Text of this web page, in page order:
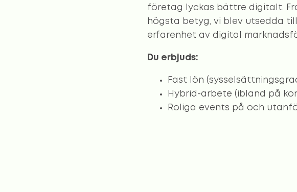
företag lyckas bättre digitalt.
högsta betyg, vi blev utsedda
erfarenhet av digital
Du erbjuds:
Fast lön
Hybrid-arbete (ibland på
Roliga events på och